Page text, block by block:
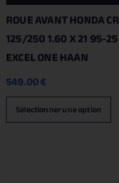
ROUE AVANT HONDA CR
125/250 1.60 X 21 95-25
EXCEL ONE HAAN
549.00€
Sélectionner une option